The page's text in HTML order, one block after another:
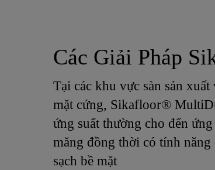
Các Giải Pháp
Tại các khu vực sàn sản
mặt cứng, Sikafloor®
ứng suất thường cho đến
măng đồng thời có tính
sạch bề mặt